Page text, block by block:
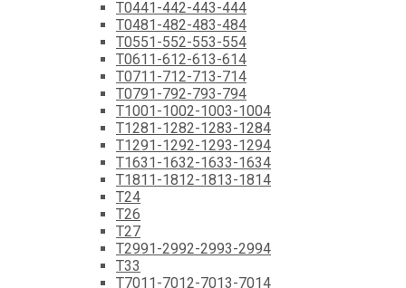
T0441-442-443-444
T0481-482-483-484
T0551-552-553-554
T0611-612-613-614
T0711-712-713-714
T0791-792-793-794
T1001-1002-1003-1004
T1281-1282-1283-1284
T1291-1292-1293-1294
T1631-1632-1633-1634
T1811-1812-1813-1814
T24
T26
T27
T2991-2992-2993-2994
T33
T7011-7012-7013-7014